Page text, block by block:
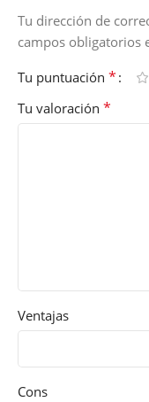
Tu dirección de
campos obligatorios
Tu puntuación *
Tu valoración *
Ventajas
Cons